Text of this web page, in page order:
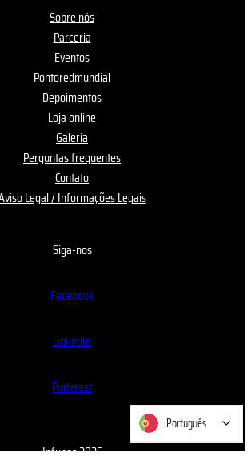
Sobre nós
Parceria
Eventos
Pontoredmundial
Depoimentos
Loja online
Galeria
Perguntas frequentes
Contato
Legal / Informações Legais
Siga-nos
Facebook
LinkedIn
Pinterest
Infynes 2025
Português
Português